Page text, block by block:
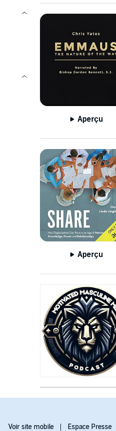
Aperçu
Aperçu
Voir site mobile Espace Presse